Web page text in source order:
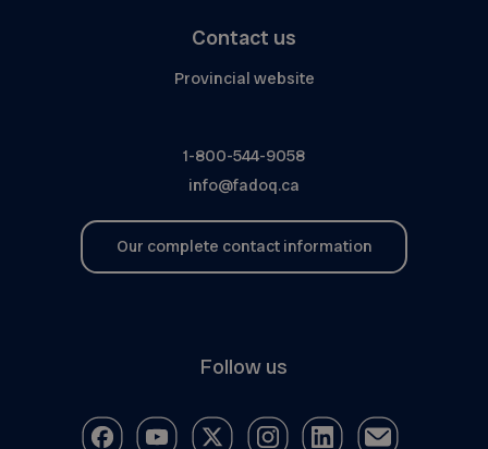
Contact us
Provincial website
1-800-544-9058
info@fadoq.ca
Our complete contact information
Follow us